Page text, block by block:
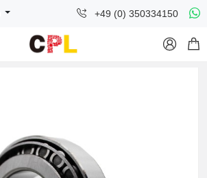
+49 (0) 350334150
 